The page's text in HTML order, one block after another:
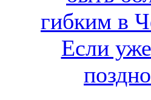
гибким в
Если